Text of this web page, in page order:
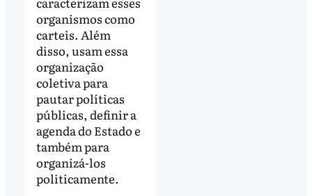
organismos como
carteis. Além
disso, usam essa
organização
coletiva para
pautar políticas
públicas, definir a
agenda do Estado e
também para
organizá-los
politicamente.